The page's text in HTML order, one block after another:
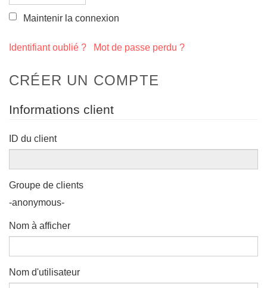
Maintenir la connexion
Identifiant oublié ? Mot de passe perdu ?
CRÉER UN COMPTE
Informations client
ID du client
Groupe de clients
-anonymous-
Nom à afficher
Nom d'utilisateur